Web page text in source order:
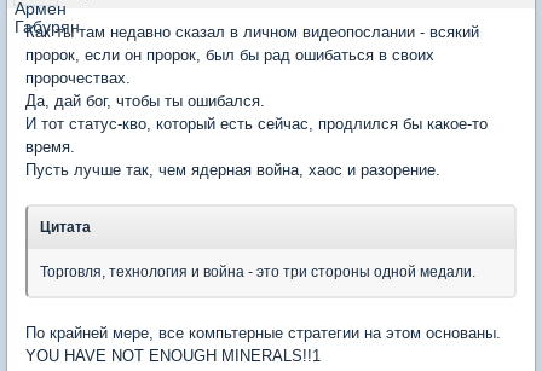
Как ты там недавно сказал в личном видеопослании - всякий
пророк, если он пророк, был бы рад ошибаться в своих
пророчествах.
Да, дай бог, чтобы ты ошибался.
И тот статус-кво, который есть сейчас, продлился бы какое-то
время.
Пусть лучше так, чем ядерная война, хаос и разорение.
Цитата
Торговля, технология и война - это три стороны одной медали.
По крайней мере, все компьтерные стратегии на этом основаны.
YOU HAVE NOT ENOUGH MINERALS!!1